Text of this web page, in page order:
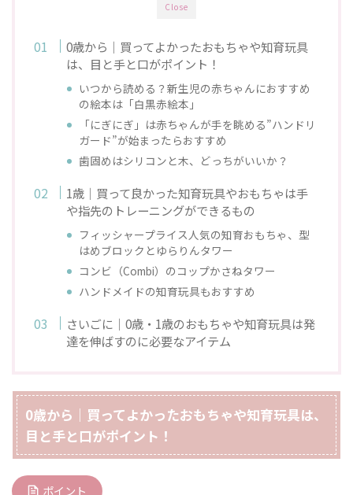
Close
0歳から｜買ってよかったおもちゃや知育玩具
は、目と手と口がポイント！
いつから読める？新生児の赤ちゃんにおすすめ
の絵本は「白黒赤絵本」
「にぎにぎ」は赤ちゃんが手を眺める”ハンドリ
ガード”が始まったらおすすめ
歯固めはシリコンと木、どっちがいいか？
1歳｜買って良かった知育玩具やおもちゃは手
や指先のトレーニングができるもの
フィッシャープライス人気の知育おもちゃ、型
はめブロックとゆらりんタワー
コンビ（Combi）のコップかさねタワー
ハンドメイドの知育玩具もおすすめ
さいごに｜0歳・1歳のおもちゃや知育玩具は発
達を伸ばすのに必要なアイテム
0歳から｜買ってよかったおもちゃや知育玩具は、
目と手と口がポイント！
ポイント